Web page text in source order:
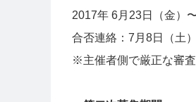
2017年 6月23日（金）
合否連絡：7月8日（土
※主催者側で厳正な審